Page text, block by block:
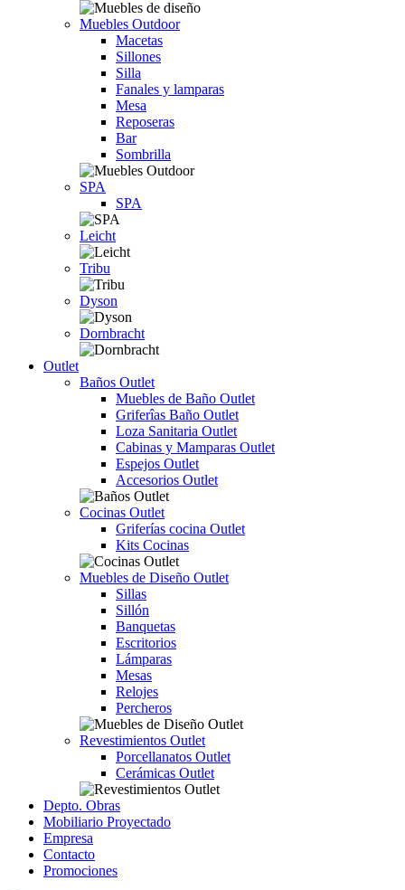
Muebles Outdoor
Macetas
Sillones
Silla
Fanales y lamparas
Mesa
Reposeras
Bar
Sombrilla
SPA
SPA
Leicht
Tribu
Dyson
Dornbracht
Outlet
Baños Outlet
Muebles de Baño Outlet
Griferîas Baño Outlet
Loza Sanitaria Outlet
Cabinas y Mamparas Outlet
Espejos Outlet
Accesorios Outlet
Cocinas Outlet
Griferías cocina Outlet
Kits Cocinas
Muebles de Diseño Outlet
Sillas
Sillón
Banquetas
Escritorios
Lámparas
Mesas
Relojes
Percheros
Revestimientos Outlet
Porcellanatos Outlet
Cerámicas Outlet
Depto. Obras
Mobiliario Proyectado
Empresa
Contacto
Promociones